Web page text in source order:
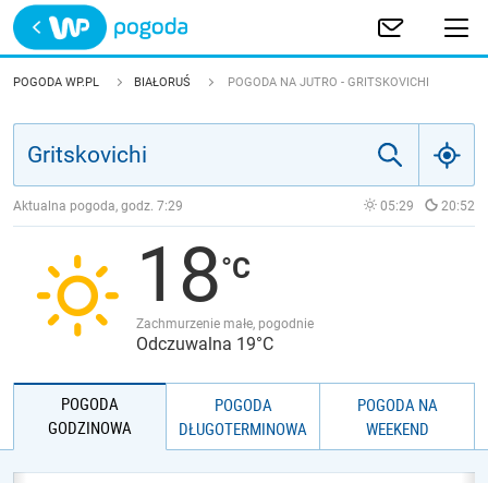
Trwa ładowanie
POLSKA
JAKOŚĆ POWIETRZA
POGODA WP.PL BIAŁORUŚ POGODA NA JUTRO - GRITSKOVICHI
Aktualna pogoda, godz. 7:29 05:29 20:52
18
Zachmurzenie małe, pogodnie
Odczuwalna 19°C
POGODA
GODZINOWA
POGODA
DŁUGOTERMINOWA
POGODA NA
WEEKEND